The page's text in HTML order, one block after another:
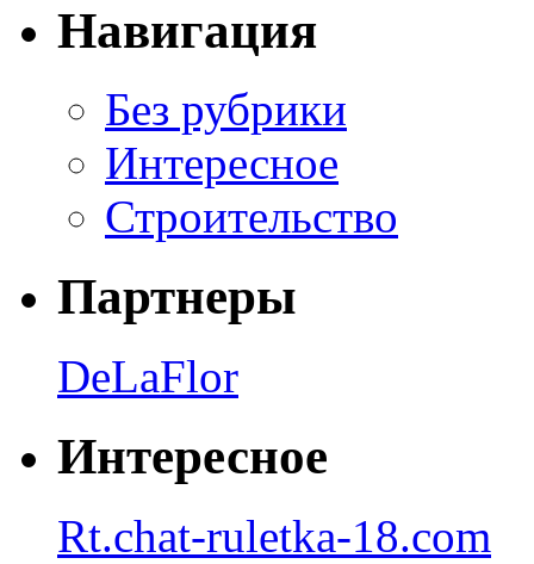
Навигация
Без рубрики
Интересное
Строительство
Партнеры
DeLaFlor
Интересное
Rt.chat-ruletka-18.com